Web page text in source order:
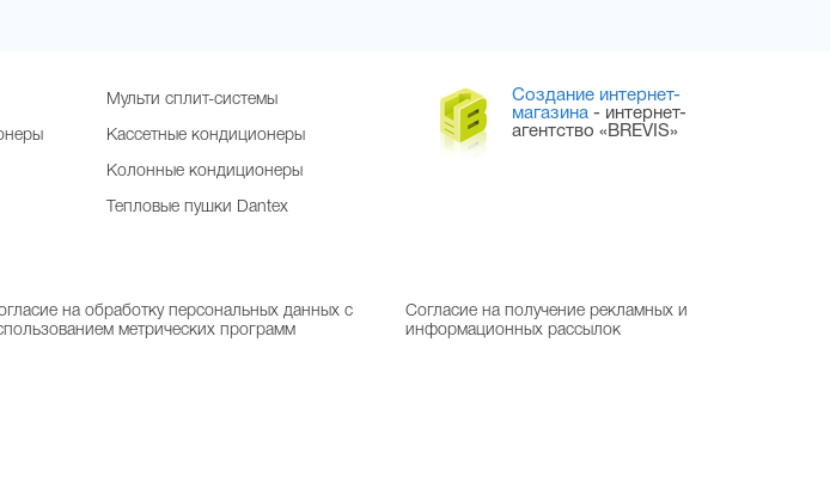
Мульти сплит-системы
Кассетные кондиционеры
Колонные кондиционеры
Тепловые пушки Dantex
Создание интернет-
магазина - интернет-
агентство «BREVIS»
на обработку персональных данных с
метрических программ
Согласие на получение рекламных и
информационных рассылок